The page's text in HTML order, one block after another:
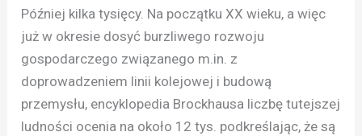
Później kilka tysięcy. Na początku XX wieku, a więc
już w okresie dosyć burzliwego rozwoju
gospodarczego związanego m.in. z
doprowadzeniem linii kolejowej i budową
przemysłu, encyklopedia Brockhausa liczbę tutejszej
ludności ocenia na około 12 tys. podkreślając, że są